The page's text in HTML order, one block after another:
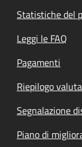
Statistiche del
Leggi le FAQ
Pagamenti
Riepilogo
Segnalazione
Piano di